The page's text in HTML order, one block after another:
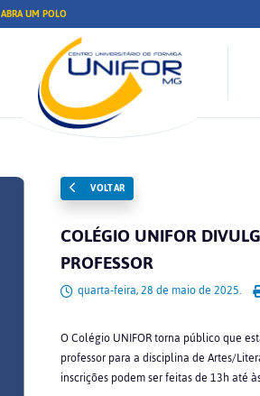
ABRA UM POLO
VOLTAR
COLÉGIO UNIFOR
PROFESSOR
quarta-feira, 28 de maio de 2025.
O Colégio UNIFOR torna público que
professor para a disciplina de Artes/
inscrições podem ser feitas de 13h até